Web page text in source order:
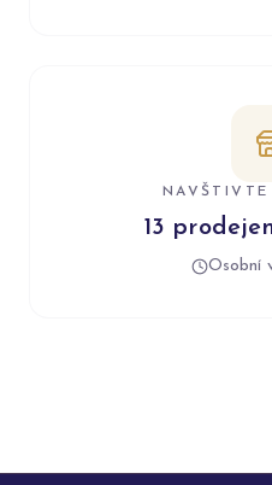
NAVŠTIVTE
13
Osobní